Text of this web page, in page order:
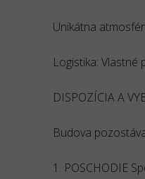
Unikátna
Logistika:
DISPOZÍCIA A
Budova
1. POSCHODIE